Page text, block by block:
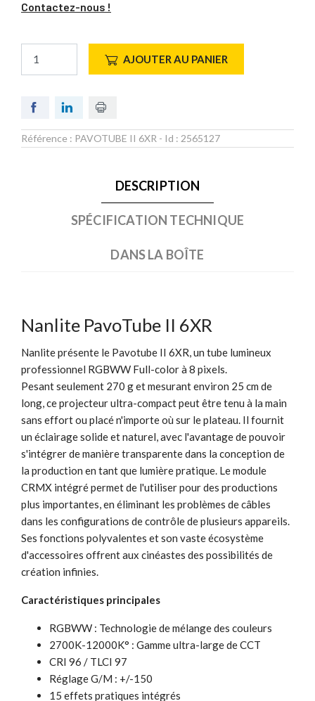
Contactez-nous !
AJOUTER AU PANIER
Référence : PAVOTUBE II 6XR - Id : 2565127
DESCRIPTION
SPÉCIFICATION TECHNIQUE
DANS LA BOÎTE
Nanlite PavoTube II 6XR
Nanlite présente le Pavotube II 6XR, un tube lumineux
professionnel RGBWW Full-color à 8 pixels.
Pesant seulement 270 g et mesurant environ 25 cm de
long, ce projecteur ultra-compact peut être tenu à la main
sans effort ou placé n'importe où sur le plateau. Il fournit
un éclairage solide et naturel, avec l'avantage de pouvoir
s'intégrer de manière transparente dans la conception de
la production en tant que lumière pratique. Le module
CRMX intégré permet de l'utiliser pour des productions
plus importantes, en éliminant les problèmes de câbles
dans les configurations de contrôle de plusieurs appareils.
Ses fonctions polyvalentes et son vaste écosystème
d'accessoires offrent aux cinéastes des possibilités de
création infinies.
Caractéristiques principales
RGBWW : Technologie de mélange des couleurs
2700K-12000K° : Gamme ultra-large de CCT
CRI 96 / TLCI 97
Réglage G/M : +/-150
15 effets pratiques intégrés